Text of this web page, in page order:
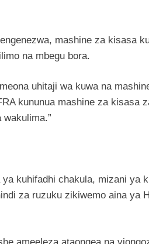
mashine za kisasa
na mbegu bora.
uhitaji wa kuwa na
kununua mashine za kisasa
kuhifadhi chakula, mizani ya
za ruzuku zikiwemo aina ya
ameeleza ataongea na